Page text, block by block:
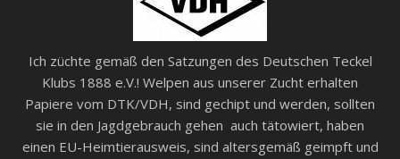
Ich züchte gemäß den Satzungen des Deutschen Teckel
Klubs 1888 e.V.! Welpen aus unserer Zucht erhalten
Papiere vom DTK/VDH, sind gechipt und werden, sollten
sie in den Jagdgebrauch gehen auch tätowiert, haben
einen EU-Heimtierausweis, sind altersgemäß geimpft und